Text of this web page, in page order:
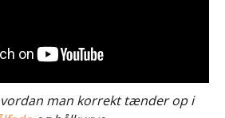
man korrekt tænder op i